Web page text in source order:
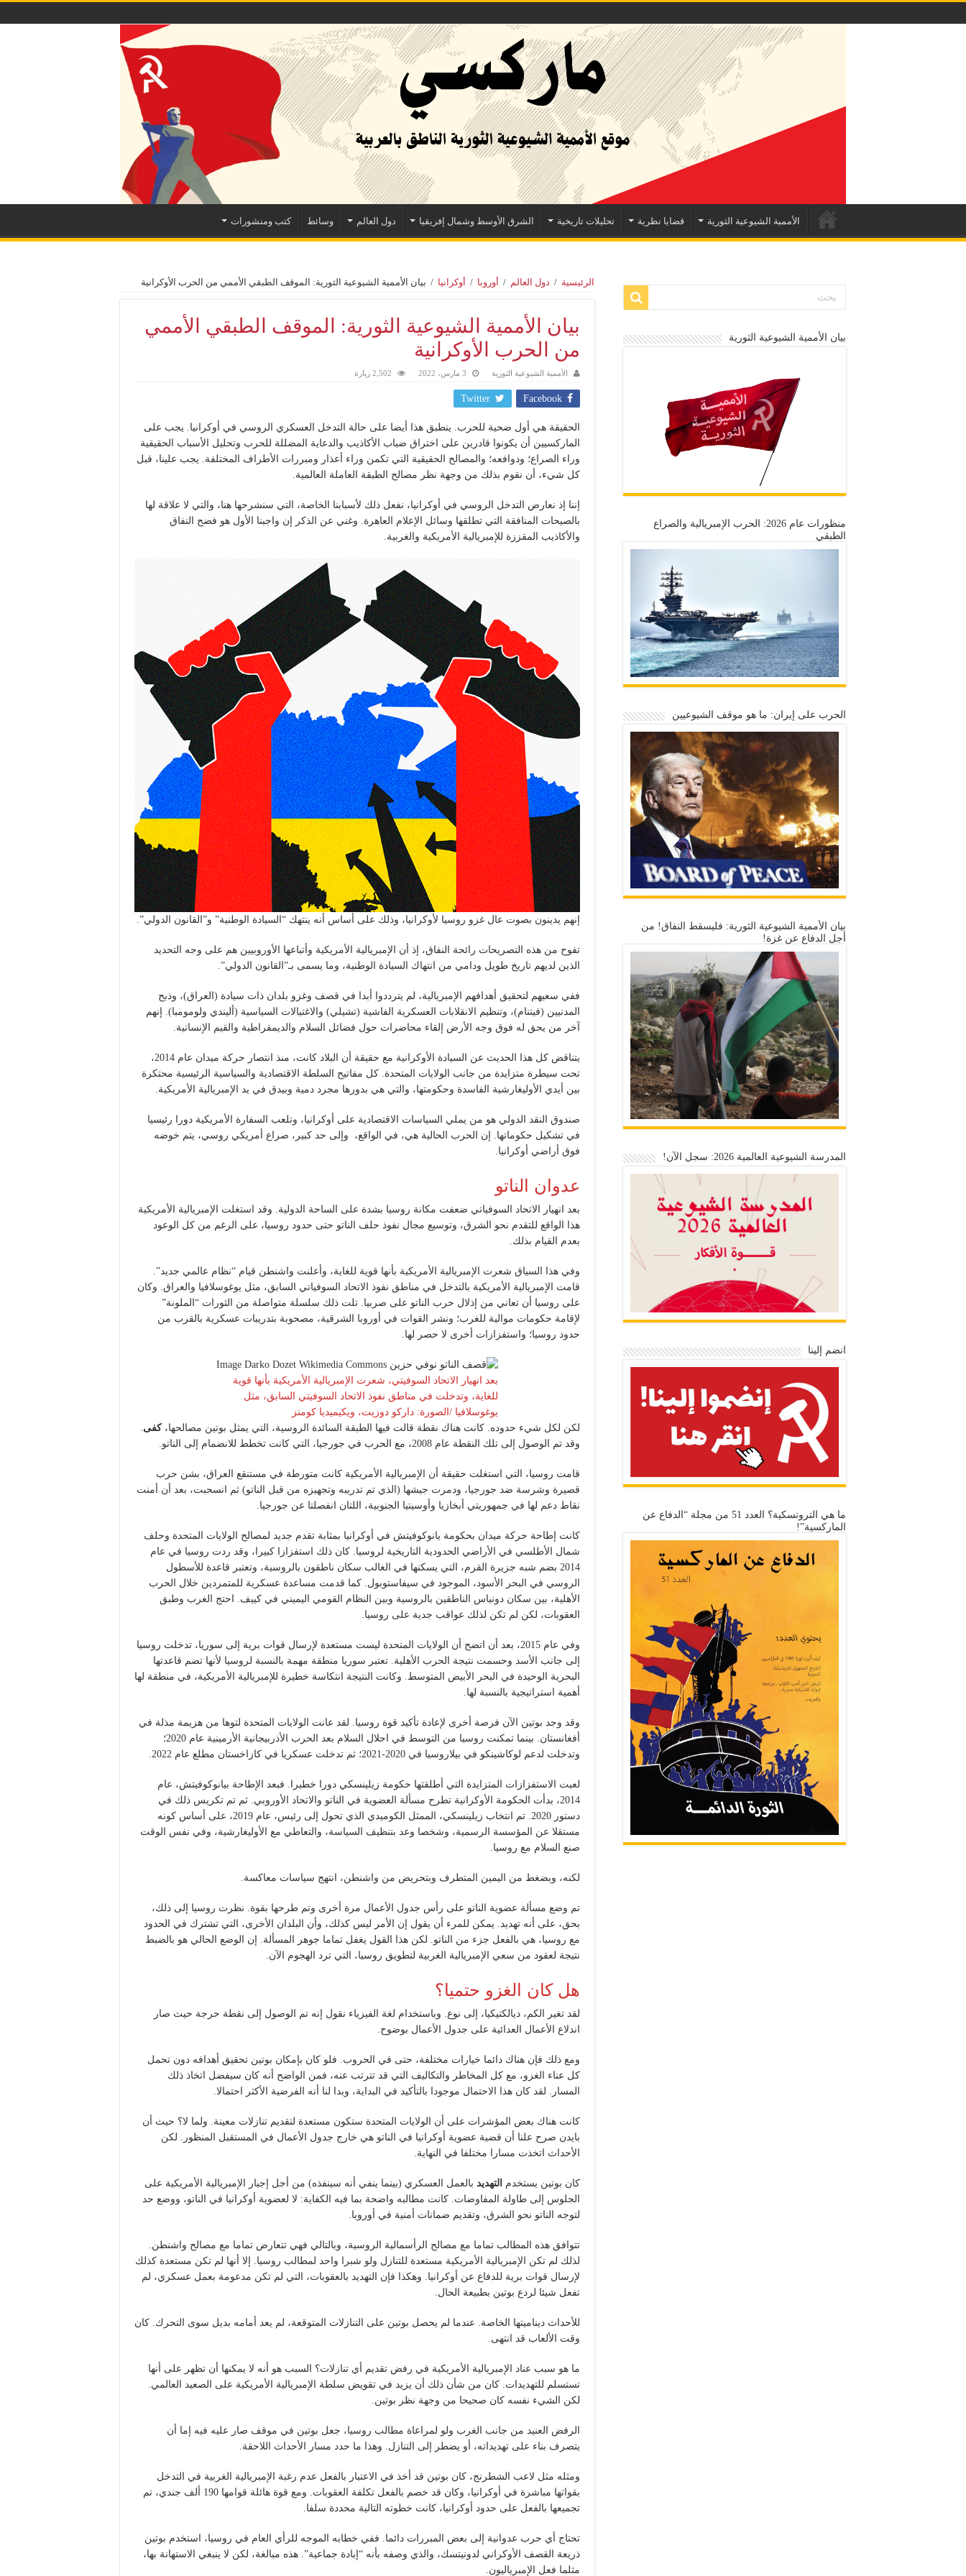
الأممية الشيوعية الثورية قضايا نظرية تحليلات تاريخية الشرق الأوسط وشمال إفريقيا دول العالم وسائط كتب ومنشورات
الرئيسية / دول العالم / أوروبا / أوكرانيا / بيان الأممية الشيوعية الثورية: الموقف الطبقي الأممي من الحرب الأوكرانية
بيان الأممية الشيوعية الثورية: الموقف الطبقي الأممي
من الحرب الأوكرانية
الأممية الشيوعية الثورية 3 مارس، 2022 2,502 زيارة
Facebook
Twitter
الحقيقة هي أول ضحية للحرب. ينطبق هذا أيضا على حالة التدخل العسكري الروسي في أوكرانيا. يجب على
الماركسيين أن يكونوا قادرين على اختراق ضباب الأكاذيب والدعاية المضللة للحرب وتحليل الأسباب الحقيقية
وراء الصراع؛ ودوافعه؛ والمصالح الحقيقية التي تكمن وراء أعذار ومبررات الأطراف المختلفة. يجب علينا، قبل
كل شيء، أن نقوم بذلك من وجهة نظر مصالح الطبقة العاملة العالمية.
إننا إذ نعارض التدخل الروسي في أوكرانيا، نفعل ذلك لأسبابنا الخاصة، التي سنشرحها هنا، والتي لا علاقة لها
بالصيحات المنافقة التي تطلقها وسائل الإعلام العاهرة. وغني عن الذكر إن واجبنا الأول هو فضح النفاق
والأكاذيب المقززة للإمبريالية الأمريكية والغربية.
إنهم يدينون بصوت عال غزو روسيا لأوكرانيا، وذلك على أساس أنه ينتهك “السيادة الوطنية” و”القانون الدولي”.
تفوح من هذه التصريحات رائحة النفاق، إذ أن الإمبريالية الأمريكية وأتباعها الأوروبيين هم على وجه التحديد
الذين لديهم تاريخ طويل ودامي من انتهاك السيادة الوطنية، وما يسمى بـ”القانون الدولي”.
ففي سعيهم لتحقيق أهدافهم الإمبريالية، لم يترددوا أبدا في قصف وغزو بلدان ذات سيادة (العراق)، وذبح
المدنيين (فيتنام)، وتنظيم الانقلابات العسكرية الفاشية (تشيلي) والاغتيالات السياسية (أليندي ولومومبا). إنهم
آخر من يحق له فوق وجه الأرض إلقاء محاضرات حول فضائل السلام والديمقراطية والقيم الإنسانية.
يتناقض كل هذا الحديث عن السيادة الأوكرانية مع حقيقة أن البلاد كانت، منذ انتصار حركة ميدان عام 2014،
تحت سيطرة متزايدة من جانب الولايات المتحدة. كل مفاتيح السلطة الاقتصادية والسياسية الرئيسية محتكرة
بين أيدي الأوليغارشية الفاسدة وحكومتها، والتي هي بدورها مجرد دمية وبيدق في يد الإمبريالية الأمريكية.
صندوق النقد الدولي هو من يملي السياسات الاقتصادية على أوكرانيا، وتلعب السفارة الأمريكية دورا رئيسيا
في تشكيل حكوماتها. إن الحرب الحالية هي، في الواقع، وإلى حد كبير، صراع أمريكي روسي، يتم خوضه
فوق أراضي أوكرانيا.
عدوان الناتو
بعد انهيار الاتحاد السوفياتي ضعفت مكانة روسيا بشدة على الساحة الدولية. وقد استغلت الإمبريالية الأمريكية
هذا الواقع للتقدم نحو الشرق، وتوسيع مجال نفوذ حلف الناتو حتى حدود روسيا، على الرغم من كل الوعود
بعدم القيام بذلك.
وفي هذا السياق شعرت الإمبريالية الأمريكية بأنها قوية للغاية، وأعلنت واشنطن قيام “نظام عالمي جديد”.
قامت الإمبريالية الأمريكية بالتدخل في مناطق نفوذ الاتحاد السوفياتي السابق، مثل يوغوسلافيا والعراق. وكان
على روسيا أن تعاني من إذلال حرب الناتو على صربيا. تلت ذلك سلسلة متواصلة من الثورات “الملونة”
لإقامة حكومات موالية للغرب؛ ونشر القوات في أوروبا الشرقية، مصحوبة بتدريبات عسكرية بالقرب من
حدود روسيا؛ واستفزازات أخرى لا حصر لها.
بعد انهيار الاتحاد السوفيتي، شعرت الإمبريالية الأمريكية بأنها قوية
للغاية، وتدخلت في مناطق نفوذ الاتحاد السوفيتي السابق، مثل
يوغوسلافيا /الصورة: داركو دوزيت، ويكيميديا ​​كومنز
لكن لكل شيء حدوده. كانت هناك نقطة قالت فيها الطبقة السائدة الروسية، التي يمثل بوتين مصالحها،كفى
وقد تم الوصول إلى تلك النقطة عام 2008، مع الحرب في جورجيا، التي كانت تخطط للانضمام إلى الناتو.
قامت روسيا، التي استغلت حقيقة أن الإمبريالية الأمريكية كانت متورطة في مستنقع العراق، بشن حرب
قصيرة وشرسة ضد جورجيا، ودمرت جيشها (الذي تم تدريبه وتجهيزه من قبل الناتو) ثم انسحبت، بعد أن أمنت
نقاط دعم لها في جمهوريتي أبخازيا وأوسيتيا الجنوبية، اللتان انفصلتا عن جورجيا.
كانت إطاحة حركة ميدان بحكومة يانوكوفيتش في أوكرانيا بمثابة تقدم جديد لمصالح الولايات المتحدة وحلف
شمال الأطلسي في الأراضي الحدودية التاريخية لروسيا. كان ذلك استفزازا كبيرا، وقد ردت روسيا في عام
2014 بضم شبه جزيرة القرم، التي يسكنها في الغالب سكان ناطقون بالروسية، وتعتبر قاعدة للأسطول
الروسي في البحر الأسود، الموجود في سيفاستوبول. كما قدمت مساعدة عسكرية للمتمردين خلال الحرب
الأهلية، بين سكان دونباس الناطقين بالروسية وبين النظام القومي اليميني في كييف. احتج الغرب وطبق
العقوبات، لكن لم تكن لذلك عواقب جدية على روسيا.
وفي عام 2015، بعد أن اتضح أن الولايات المتحدة ليست مستعدة لإرسال قوات برية إلى سوريا، تدخلت روسيا
إلى جانب الأسد وحسمت نتيجة الحرب الأهلية. تعتبر سوريا منطقة مهمة بالنسبة لروسيا لأنها تضم ​​قاعدتها
البحرية الوحيدة في البحر الأبيض المتوسط. وكانت النتيجة انتكاسة خطيرة للإمبريالية الأمريكية، في منطقة لها
أهمية استراتيجية بالنسبة لها.
وقد وجد بوتين الآن فرصة أخرى لإعادة تأكيد قوة روسيا. لقد عانت الولايات المتحدة لتوها من هزيمة مذلة في
أفغانستان. بينما تمكنت روسيا من التوسط في احلال السلام بعد الحرب الأذربيجانية الأرمينية عام 2020؛
وتدخلت لدعم لوكاشينكو في بيلاروسيا في 2020-2021؛ ثم تدخلت عسكريا في كازاخستان مطلع عام 2022.
لعبت الاستفزازات المتزايدة التي أطلقتها حكومة زيلينسكي دورا خطيرا. فبعد الإطاحة بيانوكوفيتش، عام
2014، بدأت الحكومة الأوكرانية تطرح مسألة العضوية في الناتو والاتحاد الأوروبي. ثم تم تكريس ذلك في
دستور 2020. تم انتخاب زيلينسكي، الممثل الكوميدي الذي تحول إلى رئيس، عام 2019، على أساس كونه
مستقلا عن المؤسسة الرسمية، وشخصا وعد بتنظيف السياسة، والتعاطي مع الأوليغارشية، وفي نفس الوقت
صنع السلام مع روسيا.
لكنه، وبضغط من اليمين المتطرف وبتحريض من واشنطن، انتهج سياسات معاكسة.
تم وضع مسألة عضوية الناتو على رأس جدول الأعمال مرة أخرى وتم طرحها بقوة. نظرت روسيا إلى ذلك،
بحق، على أنه تهديد. يمكن للمرء أن يقول إن الأمر ليس كذلك، وأن البلدان الأخرى، التي تشترك في الحدود
مع روسيا، هي بالفعل جزء من الناتو. لكن هذا القول يغفل تماما جوهر المسألة. إن الوضع الحالي هو بالضبط
نتيجة لعقود من سعي الإمبريالية الغربية لتطويق روسيا، التي ترد الهجوم الآن.
هل كان الغزو حتميا؟
لقد تغير الكم، ديالكتيكيا، إلى نوع. وباستخدام لغة الفيزياء نقول إنه تم الوصول إلى نقطة حرجة حيث صار
اندلاع الأعمال العدائية على جدول الأعمال بوضوح.
ومع ذلك فإن هناك دائما خيارات مختلفة، حتى في الحروب. فلو كان بإمكان بوتين تحقيق أهدافه دون تحمل
كل عناء الغزو، مع كل المخاطر والتكاليف التي قد تترتب عنه، فمن الواضح أنه كان سيفضل اتخاذ ذلك
المسار. لقد كان هذا الاحتمال موجودا بالتأكيد في البداية، وبدا لنا أنه الفرضية الأكثر احتمالا.
كانت هناك بعض المؤشرات على أن الولايات المتحدة ستكون مستعدة لتقديم تنازلات معينة. ولما لا؟ حيث أن
بايدن صرح علنا أن قضية عضوية أوكرانيا في الناتو هي خارج جدول الأعمال في المستقبل المنظور. لكن
الأحداث اتخذت مسارا مختلفا في النهاية.
كان بوتين يستخدم التهديد بالعمل العسكري (بينما ينفي أنه سينفذه) من أجل إجبار الإمبريالية الأمريكية على
الجلوس إلى طاولة المفاوضات. كانت مطالبه واضحة بما فيه الكفاية: لا لعضوية أوكرانيا في الناتو، ووضع حد
لتوجه الناتو نحو الشرق، وتقديم ضمانات أمنية في أوروبا.
تتوافق هذه المطالب تماما مع مصالح الرأسمالية الروسية، وبالتالي فهي تتعارض تماما مع مصالح واشنطن.
لذلك لم تكن الإمبريالية الأمريكية مستعدة للتنازل ولو شبرا واحد لمطالب روسيا. إلا أنها لم تكن مستعدة كذلك
لإرسال قوات برية للدفاع عن أوكرانيا. وهكذا فإن التهديد بالعقوبات، التي لم تكن مدعومة بعمل عسكري، لم
تفعل شيئا لردع بوتين بطبيعة الحال.
للأحداث ديناميتها الخاصة. عندما لم يحصل بوتين على التنازلات المتوقعة، لم يعد أمامه بديل سوى التحرك. كان
وقت الألعاب قد انتهى.
ما هو سبب عناد الإمبريالية الأمريكية في رفض تقديم أي تنازلات؟ السبب هو أنه لا يمكنها أن تظهر على أنها
تستسلم للتهديدات. كان من شأن ذلك أن يزيد في تقويض سلطة الإمبريالية الأمريكية على الصعيد العالمي.
لكن الشيء نفسه كان صحيحا من وجهة نظر بوتين.
الرفض العنيد من جانب الغرب ولو لمراعاة مطالب روسيا، جعل بوتين في موقف صار عليه فيه إما أن
يتصرف بناء على تهديداته، أو يضطر إلى التنازل. وهذا ما حدد مسار الأحداث اللاحقة.
ومثله مثل لاعب الشطرنج، كان بوتين قد أخذ في الاعتبار بالفعل عدم رغبة الإمبريالية الغربية في التدخل
بقواتها مباشرة في أوكرانيا، وكان قد خصم بالفعل تكلفة العقوبات. ومع قوة هائلة قوامها 190 ألف جندي، تم
تجميعها بالفعل على حدود أوكرانيا، كانت خطوته التالية محددة سلفا.
تحتاج أي حرب عدوانية إلى بعض المبررات دائما. ففي خطابه الموجه للرأي العام في روسيا، استخدم بوتين
ذريعة القصف الأوكراني لدونيتسك، والذي وصفه بأنه “إبادة جماعية”. هذه مبالغة، لكن لا ينبغي الاستهانة بها،
مثلما فعل الإمبرياليون.
بيان الأممية الشيوعية الثورية
منظورات عام 2026: الحرب الإمبريالية والصراع
الطبقي
الحرب على إيران: ما هو موقف الشيوعيين
بيان الأممية الشيوعية الثورية: فليسقط النفاق! من
أجل الدفاع عن غزة!
المدرسة الشيوعية العالمية 2026: سجل الآن!
انضم إلينا
ما هي التروتسكية؟ العدد 51 من مجلة “الدفاع عن
الماركسية”!